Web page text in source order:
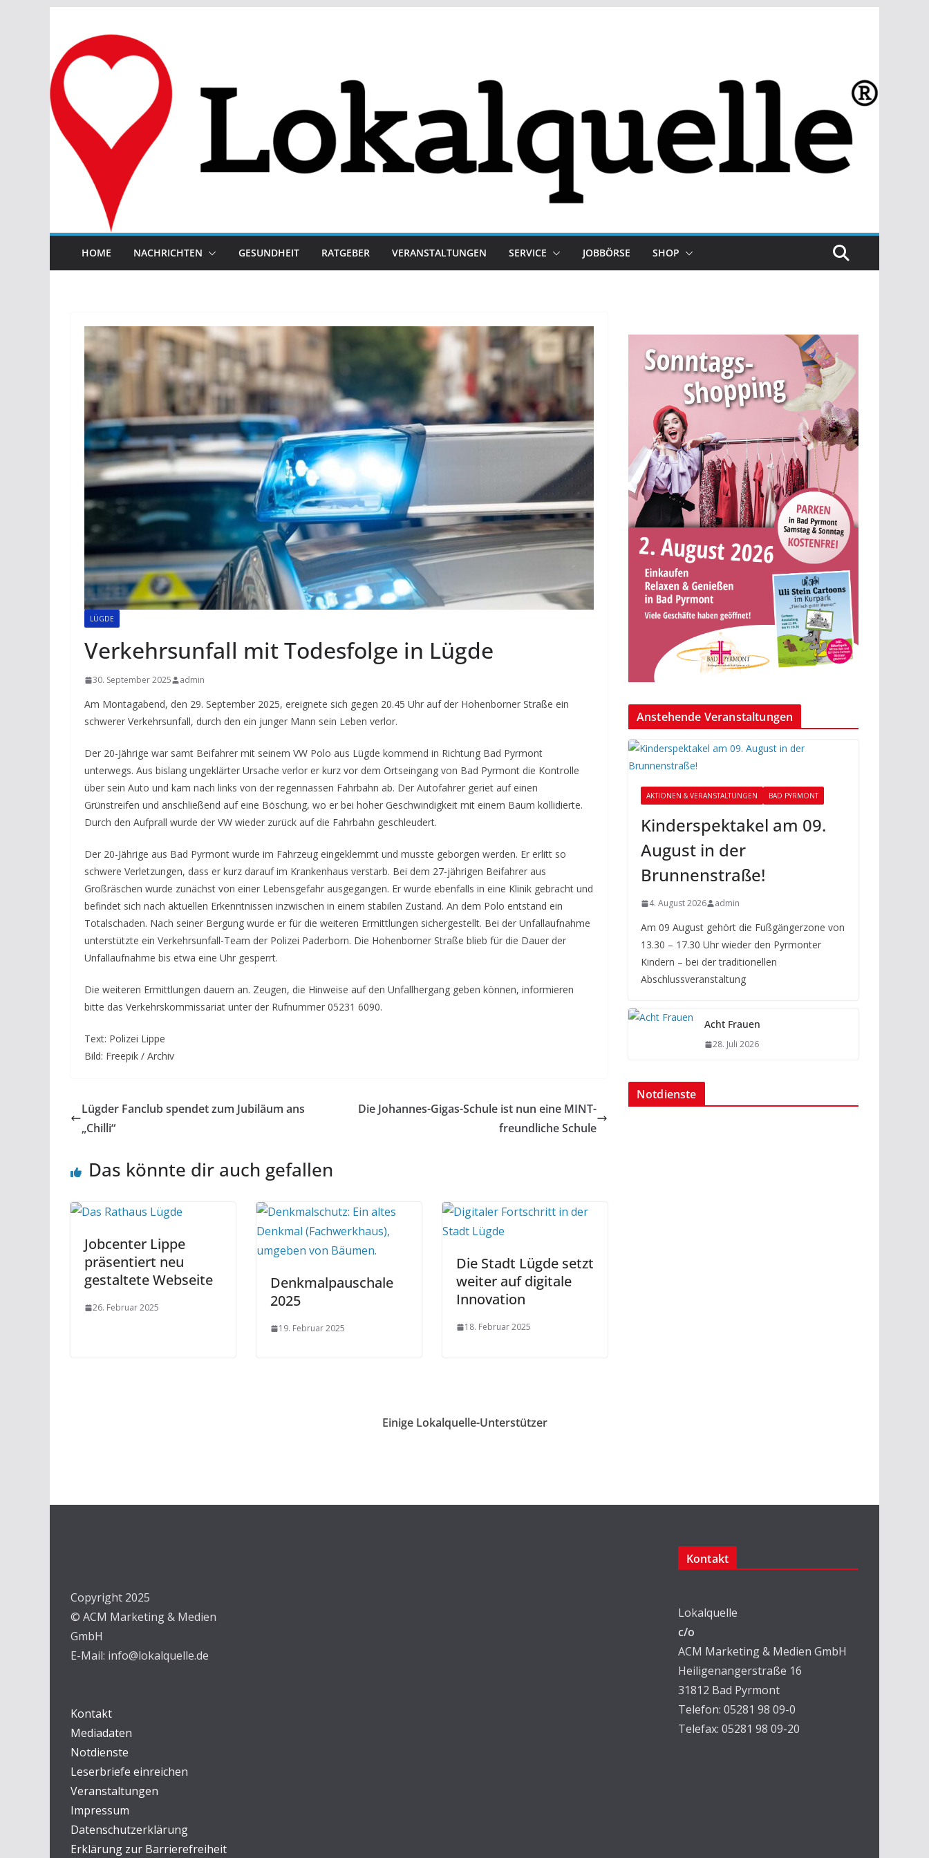
springen
HOME NACHRICHTEN GESUNDHEIT RATGEBER VERANSTALTUNGEN SERVICE JOBBÖRSE SHOP
LÜGDE
Verkehrsunfall mit Todesfolge in Lügde
30. September 2025 admin
Am Montagabend, den 29. September 2025, ereignete sich gegen 20.45 Uhr auf der Hohenborner Straße ein
schwerer Verkehrsunfall, durch den ein junger Mann sein Leben verlor.
Der 20-Jährige war samt Beifahrer mit seinem VW Polo aus Lügde kommend in Richtung Bad Pyrmont
unterwegs. Aus bislang ungeklärter Ursache verlor er kurz vor dem Ortseingang von Bad Pyrmont die Kontrolle
über sein Auto und kam nach links von der regennassen Fahrbahn ab. Der Autofahrer geriet auf einen
Grünstreifen und anschließend auf eine Böschung, wo er bei hoher Geschwindigkeit mit einem Baum kollidierte.
Durch den Aufprall wurde der VW wieder zurück auf die Fahrbahn geschleudert.
Der 20-Jährige aus Bad Pyrmont wurde im Fahrzeug eingeklemmt und musste geborgen werden. Er erlitt so
schwere Verletzungen, dass er kurz darauf im Krankenhaus verstarb. Bei dem 27-jährigen Beifahrer aus
Großräschen wurde zunächst von einer Lebensgefahr ausgegangen. Er wurde ebenfalls in eine Klinik gebracht und
befindet sich nach aktuellen Erkenntnissen inzwischen in einem stabilen Zustand. An dem Polo entstand ein
Totalschaden. Nach seiner Bergung wurde er für die weiteren Ermittlungen sichergestellt. Bei der Unfallaufnahme
unterstützte ein Verkehrsunfall-Team der Polizei Paderborn. Die Hohenborner Straße blieb für die Dauer der
Unfallaufnahme bis etwa eine Uhr gesperrt.
Die weiteren Ermittlungen dauern an. Zeugen, die Hinweise auf den Unfallhergang geben können, informieren
bitte das Verkehrskommissariat unter der Rufnummer 05231 6090.
Text: Polizei Lippe
Bild: Freepik / Archiv
Lügder Fanclub spendet zum Jubiläum ans
„Chilli“
Die Johannes-Gigas-Schule ist nun eine MINT-
freundliche Schule
Das könnte dir auch gefallen
Jobcenter Lippe
präsentiert neu
gestaltete Webseite
26. Februar 2025
Denkmalpauschale
2025
19. Februar 2025
Die Stadt Lügde setzt
weiter auf digitale
Innovation
18. Februar 2025
Anstehende Veranstaltungen
AKTIONEN & VERANSTALTUNGEN BAD PYRMONT
Kinderspektakel am 09.
August in der
Brunnenstraße!
4. August 2026 admin
Am 09 August gehört die Fußgängerzone von
13.30 – 17.30 Uhr wieder den Pyrmonter
Kindern – bei der traditionellen
Abschlussveranstaltung
Acht Frauen
28. Juli 2026
Notdienste
Einige Lokalquelle-Unterstützer
Copyright 2025
© ACM Marketing & Medien
GmbH
E-Mail: info@lokalquelle.de
Kontakt
Mediadaten
Notdienste
Leserbriefe einreichen
Veranstaltungen
Impressum
Datenschutzerklärung
Erklärung zur Barrierefreiheit
Kontakt
Lokalquelle
c/o
ACM Marketing & Medien GmbH
Heiligenangerstraße 16
31812 Bad Pyrmont
Telefon: 05281 98 09-0
Telefax: 05281 98 09-20